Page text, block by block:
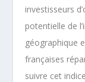
investisseurs
potentielle de
géographique
françaises
suivre cet